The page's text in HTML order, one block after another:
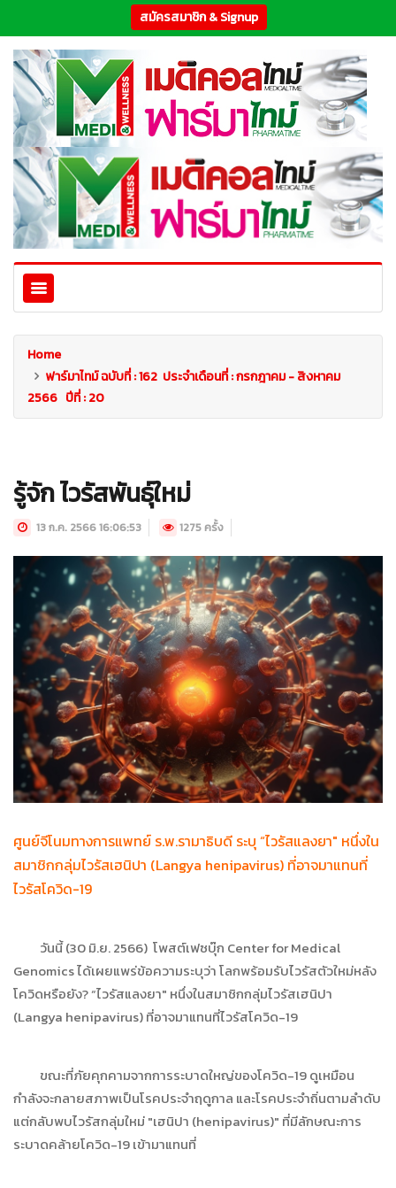
สมัครสมาชิก & Signup
Home
ฟาร์มาไทม์ ฉบับที่ : 162 ประจำเดือนที่ : กรกฎาคม - สิงหาคม
2566 ปีที่ : 20
รู้จัก ไวรัสพันธุ์ใหม่
13 ก.ค. 2566 16:06:53 1275 ครั้ง
ศูนย์จีโนมทางการแพทย์ ร.พ.รามาธิบดี ระบุ “ไวรัสแลงยา" หนึ่งใน
สมาชิกกลุ่มไวรัสเฮนิปา (Langya henipavirus) ที่อาจมาแทนที่
ไวรัสโควิด-19
วันนี้ (30 มิ.ย. 2566) โพสต์เฟซบุ๊ก Center for Medical
Genomics ได้เผยแพร่ข้อความระบุว่า โลกพร้อมรับไวรัสตัวใหม่หลัง
โควิดหรือยัง? “ไวรัสแลงยา" หนึ่งในสมาชิกกลุ่มไวรัสเฮนิปา
(Langya henipavirus) ที่อาจมาแทนที่ไวรัสโควิด-19
ขณะที่ภัยคุกคามจากการระบาดใหญ่ของโควิด-19 ดูเหมือน
กำลังจะกลายสภาพเป็นโรคประจำฤดูกาล และโรคประจำถิ่นตามลำดับ
แต่กลับพบไวรัสกลุ่มใหม่ "เฮนิปา (henipavirus)" ที่มีลักษณะการ
ระบาดคล้ายโควิด-19 เข้ามาแทนที่